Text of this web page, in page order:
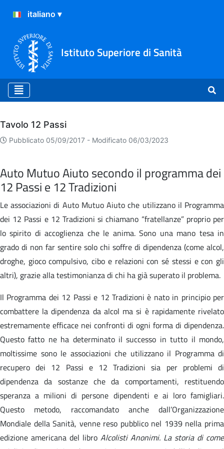
Istituto Superiore di Sanità
Archivio
Tavolo 12 Passi
Pubblicato 05/09/2017 - Modificato 06/03/2023
Auto Mutuo Aiuto secondo il programma dei
12 Passi e 12 Tradizioni
Le associazioni di Auto Mutuo Aiuto che utilizzano il Programma
dei 12 Passi e 12 Tradizioni si chiamano “fratellanze” proprio per
lo spirito di accoglienza che le anima. Sono una mano tesa in
grado di non far sentire solo chi soffre di dipendenza (come alcol,
droghe, gioco compulsivo, cibo e relazioni con sé stessi e con gli
altri), grazie alla testimonianza di chi ha già superato il problema.
Il Programma dei 12 Passi e 12 Tradizioni è nato in principio per
combattere la dipendenza da alcol ma si è rapidamente rivelato
estremamente efficace nei confronti di ogni forma di dipendenza.
Questo fatto ne ha determinato il successo in tutto il mondo,
moltissime sono le associazioni che utilizzano il Programma di
recupero dei 12 Passi e 12 Tradizioni sia per problemi di
dipendenza da sostanze che da comportamenti, restituendo
speranza a milioni di persone dipendenti e ai loro famigliari.
Questo metodo, raccomandato anche dall’Organizzazione
Mondiale della Sanità, venne reso pubblico nel 1939 nella prima
edizione americana del libro Alcolisti Anonimi. La storia di come